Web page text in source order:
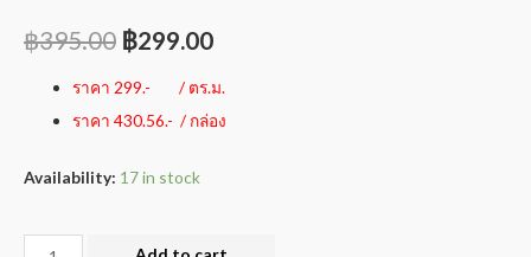
฿395.00 ฿299.00
ราคา 299.- / ตร.ม.
ราคา 430.56.- / กล่อง
Availability: 17 in stock